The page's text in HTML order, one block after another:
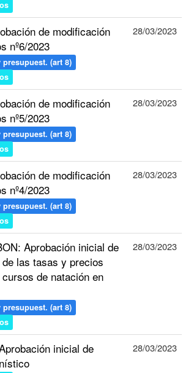
de modificación
nº6/2023
(art 8)
28/03/2023
de modificación
nº5/2023
(art 8)
28/03/2023
de modificación
nº4/2023
(art 8)
28/03/2023
Aprobación inicial de
las tasas y precios
de natación en
(art 8)
28/03/2023
inicial de
28/03/2023